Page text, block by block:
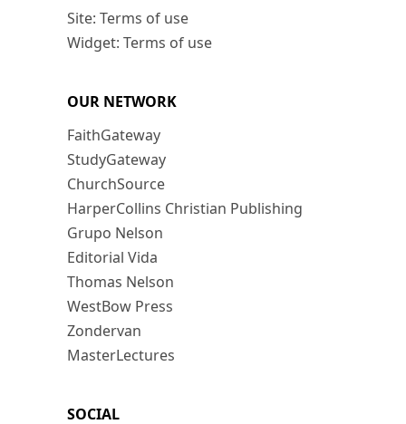
Site: Terms of use
Widget: Terms of use
OUR NETWORK
FaithGateway
StudyGateway
ChurchSource
HarperCollins Christian Publishing
Grupo Nelson
Editorial Vida
Thomas Nelson
WestBow Press
Zondervan
MasterLectures
SOCIAL